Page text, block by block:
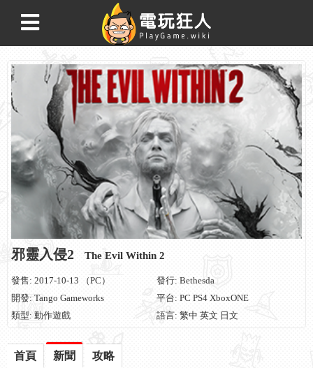
邪靈入侵2 The Evil Within 2
發售: 2017-10-13 （PC）
發行: Bethesda
開發: Tango Gameworks
平台: PC PS4 XboxONE
類型: 動作遊戲
語言: 繁中 英文 日文
首頁 新聞 攻略